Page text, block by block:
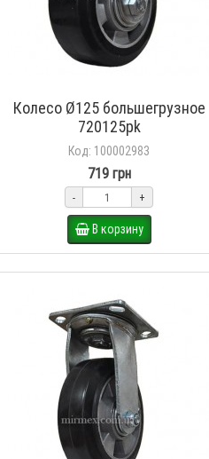
Колесо Ø125 большегрузное
720125pk
Код: 100002983
719 грн
- +
В корзину